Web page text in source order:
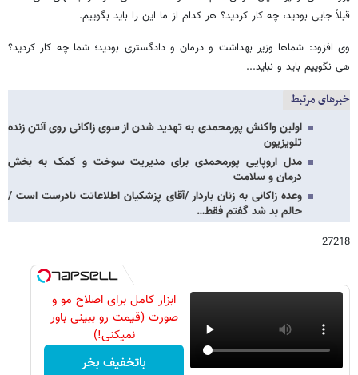
قبلاً جایی بودید، چه کار کردید؟ هر کدام از ما این را باید بگوییم.
وی افزود: شماها وزیر بهداشت و درمان و دادگستری بودید؛ شما چه کار کردید؟
هی نگوییم باید و نباید...
خبرهای مرتبط
اولین واکنش پورمحمدی به تهدید شدن از سوی زاکانی روی آنتن زنده
تلویزیون
مدل اروپایی پورمحمدی برای مدیریت سوخت و کمک به بخش
درمان و سلامت
وعده زاکانی به زنان باردار /آقای پزشکیان اطلاعاتت نادرست است /
حالم بد شد گفتم فقط…
27218
ابزار کامل برای اصلاح مو و
صورت (قیمت رو ببینی باور
نمیکنی!)
باتخفیف بخر